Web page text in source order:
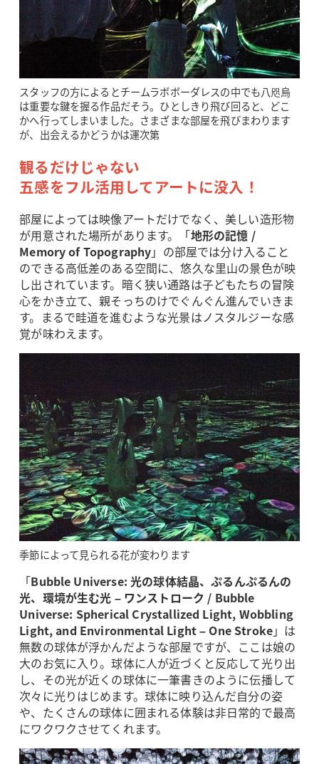
スタッフの方によるとチームラボボーダレスの中でも八咫烏
は重要な鍵を握る作品だそう。ひとしきり飛び回ると、どこ
かへ行ってしまいました。さまざまな部屋を飛びまわります
が、出会えるかどうかは運次第
観るだけじゃない
五感をフル活用してアートに没入！
部屋によっては映像アートだけでなく、美しい造形物
が用意された場所があります。「地形の記憶 /
Memory of Topography」の部屋では分け入ること
のできる高低差のある空間に、悠久な里山の景色が映
し出されています。暗く狭い通路は子どもたちの冒険
心をかき立て、親そっちのけでぐんぐん進んでいきま
す。まるで畦道を進むような光景はノスタルジーな感
覚が味わえます。
季節によって見られる花が変わります
「Bubble Universe: 光の球体結晶、ぷるんぷるんの
光、環境が生む光 – ワンストローク / Bubble
Universe: Spherical Crystallized Light, Wobbling
Light, and Environmental Light – One Stroke」は
無数の球体が浮かんだような部屋ですが、ここは娘の
大のお気に入り。球体に人が近づくと反応して光り出
し、その光が近くの球体に一筆書きのように伝播して
次々に光りはじめます。球体に映り込んだ自分の姿
や、たくさんの球体に囲まれる体験は非日常的で最高
にワクワクさせてくれます。